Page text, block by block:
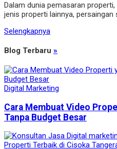
Dalam dunia pemasaran
jenis properti lainnya, persaingan
Selengkapnya
Blog Terbaru »
Digital Marketing
Cara Membuat Video
Tanpa Budget Besar